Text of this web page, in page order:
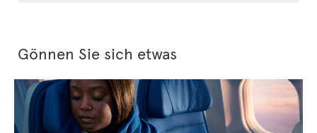
Gönnen Sie sich etwas